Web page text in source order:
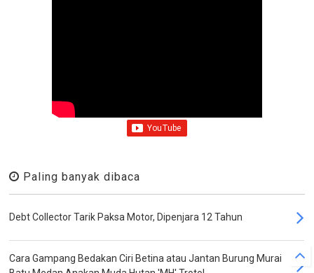
Paling banyak dibaca
Debt Collector Tarik Paksa Motor, Dipenjara 12 Tahun
Cara Gampang Bedakan Ciri Betina atau Jantan Burung Murai